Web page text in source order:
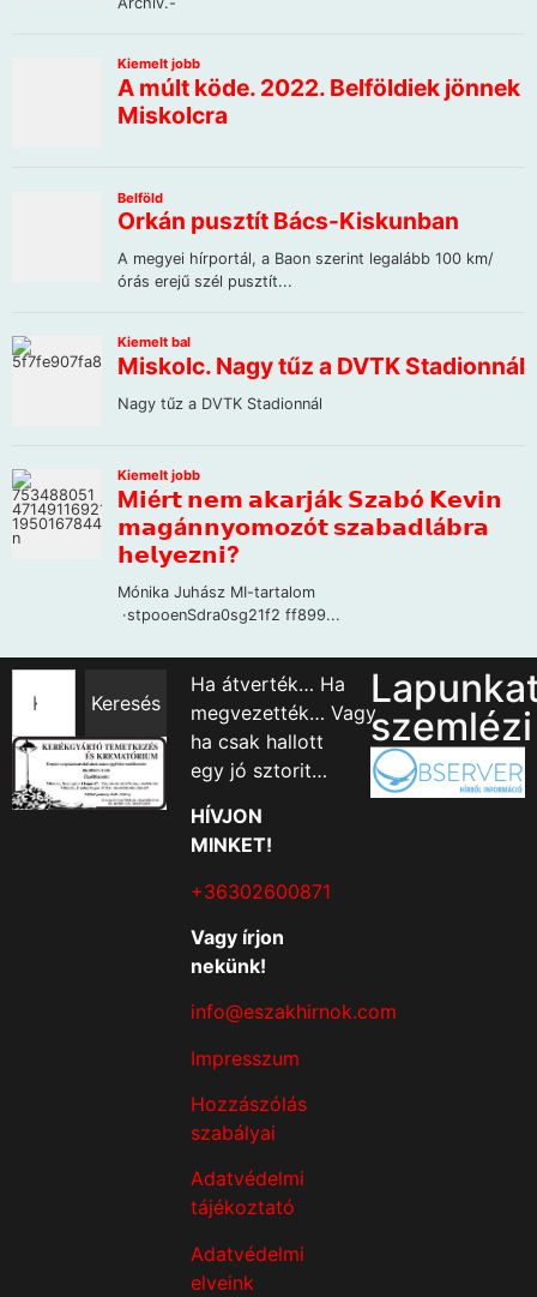
Keresés
Ha átverték… Ha
megvezették… Vagy
ha csak hallott
egy jó sztorit…
HÍVJON
MINKET!
+36302600871
Vagy írjon
nekünk!
info@eszakhirnok.com
Impresszum
Hozzászólás
szabályai
Adatvédelmi
tájékoztató
Adatvédelmi
elveink
szemlézi